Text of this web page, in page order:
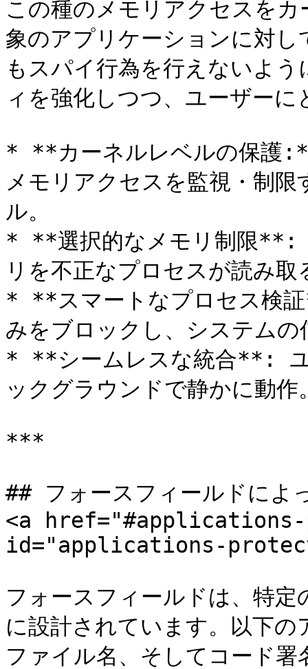
この種のメモリアクセスを
象のアプリケーションに対
もスパイ行為を行えないよ
ィを強化しつつ、ユーザー
* **カーネルレベルの保護
メモリアクセスを監視・制
ル。
* **選択的なメモリ制限**:
リを不正なプロセスが読み取
* **スマートなプロセス検
みをブロックし、システム
* **シームレスな統合**: ユ
ックグラウンドで静かに動作
***
## フォースフィールドによ
<a
id="applications-
フォースフィールドは、特
に設計されています。以下
ファイル名、そしてコード